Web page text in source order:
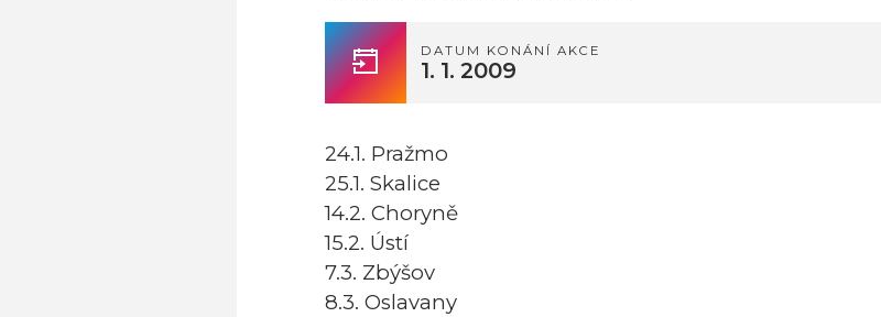
DATUM KONÁNÍ AKCE
1. 1. 2009
24.1. Pražmo
25.1. Skalice
14.2. Choryně
15.2. Ústí
7.3. Zbýšov
8.3. Oslavany